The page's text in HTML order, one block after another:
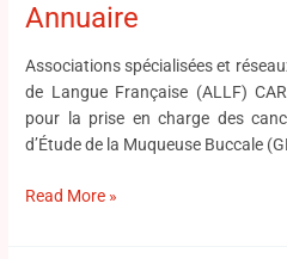
Annuaire
Associations spécialisées et
de Langue Française (ALLF)
pour la prise en charge des
d’Étude de la Muqueuse Buccale
Read More »